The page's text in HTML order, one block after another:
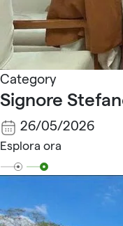
Category
Signore
26/05/2026
Esplora ora